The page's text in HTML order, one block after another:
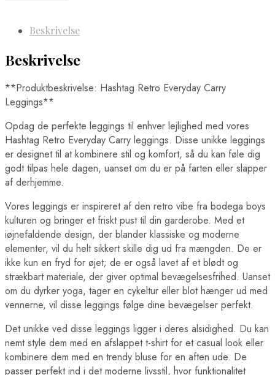
Beskrivelse
Beskrivelse
**Produktbeskrivelse: Hashtag Retro Everyday Carry
Leggings**
Opdag de perfekte leggings til enhver lejlighed med vores
Hashtag Retro Everyday Carry leggings. Disse unikke leggings
er designet til at kombinere stil og komfort, så du kan føle dig
godt tilpas hele dagen, uanset om du er på farten eller slapper
af derhjemme.
Vores leggings er inspireret af den retro vibe fra bodega boys
kulturen og bringer et friskt pust til din garderobe. Med et
iøjnefaldende design, der blander klassiske og moderne
elementer, vil du helt sikkert skille dig ud fra mængden. De er
ikke kun en fryd for øjet; de er også lavet af et blødt og
strækbart materiale, der giver optimal bevægelsesfrihed. Uanset
om du dyrker yoga, tager en cykeltur eller blot hænger ud med
vennerne, vil disse leggings følge dine bevægelser perfekt.
Det unikke ved disse leggings ligger i deres alsidighed. Du kan
nemt style dem med en afslappet t-shirt for et casual look eller
kombinere dem med en trendy bluse for en aften ude. De
passer perfekt ind i det moderne livsstil, hvor funktionalitet